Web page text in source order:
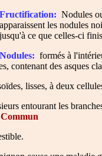
Fructification: Nodules
apparaissent les nodules
jusqu'à ce que celles-ci
Nodules: formés à
contenant des asques
lisses, à deux
entourant les
Commun